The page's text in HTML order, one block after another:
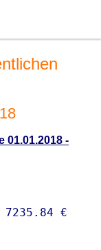
01.01.2018 -